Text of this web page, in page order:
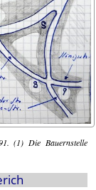
(1) Die Bauernstelle